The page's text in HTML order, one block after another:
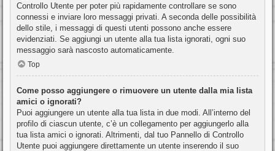
Controllo Utente per poter più rapidamente controllare se sono
connessi e inviare loro messaggi privati. A seconda delle possibilità
dello stile, i messaggi di questi utenti possono anche essere
evidenziati. Se aggiungi un utente alla tua lista ignorati, ogni suo
messaggio sarà nascosto automaticamente.
Top
Come posso aggiungere o rimuovere un utente dalla mia lista
amici o ignorati?
Puoi aggiungere un utente alla tua lista in due modi. All’interno del
profilo di ciascun utente, c’è un collegamento per aggiungerlo alla
tua lista amici o ignorati. Altrimenti, dal tuo Pannello di Controllo
Utente puoi aggiungere direttamente un utente inserendo il suo